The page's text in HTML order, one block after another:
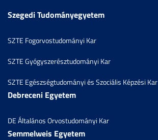
Szegedi Tudományegyetem
SZTE Fogorvostudományi Kar
SZTE Gyógyszerésztudományi Kar
SZTE Egészségtudományi és Szociális Képzési Kar
Debreceni Egyetem
DE Általános Orvostudományi Kar
Semmelweis Egyetem